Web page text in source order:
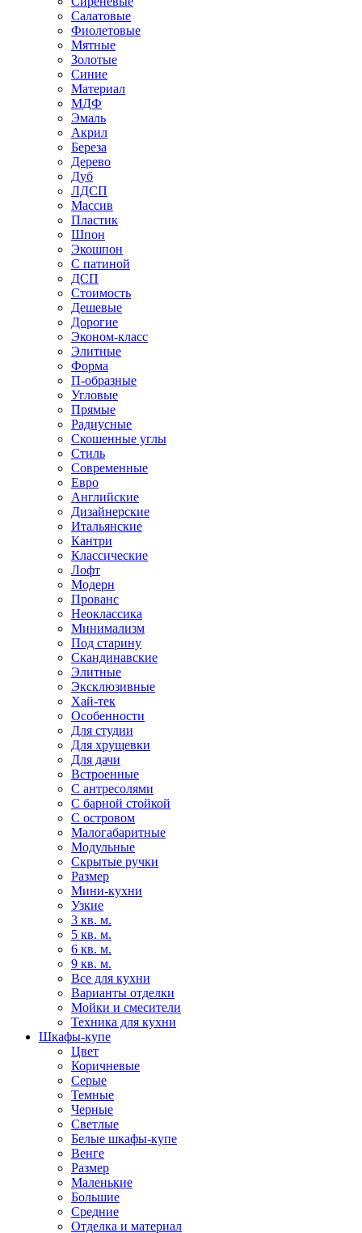
Салатовые
Фиолетовые
Мятные
Золотые
Синие
Материал
МДФ
Эмаль
Акрил
Береза
Дерево
Дуб
ЛДСП
Массив
Пластик
Шпон
Экошпон
С патиной
ДСП
Стоимость
Дешевые
Дорогие
Эконом-класс
Элитные
Форма
П-образные
Угловые
Прямые
Радиусные
Скошенные углы
Стиль
Современные
Евро
Английские
Дизайнерские
Итальянские
Кантри
Классические
Лофт
Модерн
Прованс
Неоклассика
Минимализм
Под старину
Скандинавские
Элитные
Эксклюзивные
Хай-тек
Особенности
Для студии
Для хрущевки
Для дачи
Встроенные
С антресолями
С барной стойкой
С островом
Малогабаритные
Модульные
Скрытые ручки
Размер
Мини-кухни
Узкие
3 кв. м.
5 кв. м.
6 кв. м.
9 кв. м.
Все для кухни
Варианты отделки
Мойки и смесители
Техника для кухни
Шкафы-купе
Цвет
Коричневые
Серые
Темные
Черные
Светлые
Белые шкафы-купе
Венге
Размер
Маленькие
Большие
Средние
Отделка и материал